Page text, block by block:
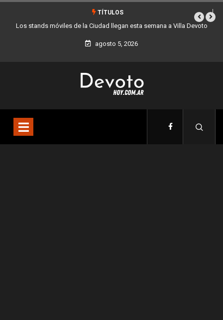
TÍTULOS
Devoto La Ciudad lanza una colecta solidaria de juguetes y libros para el
día del niño
agosto 5, 2026